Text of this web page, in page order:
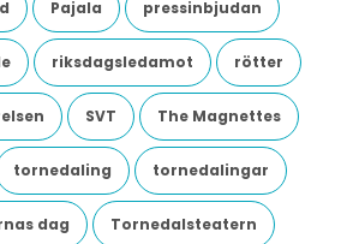
Pajala pressinbjudan
riksdagsledamot rötter
SVT The Magnettes
tornedaling tornedalingar
dag Tornedalsteatern